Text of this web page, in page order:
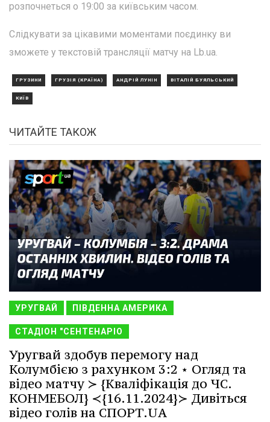
розпочнеться о 19:00 за київським часом.
Слідкувати за цікавими моментами поєдинку ви
зможете у текстовій трансляції матчу на Lb.ua.
ГРУЗИНИ ГРУЗІЯ (КРАЇНА) АНДРІЙ ЛУНІН ВІТАЛІЙ БУЯЛЬСЬКИЙ
КИЇВ
ЧИТАЙТЕ ТАКОЖ
УРУГВАЙ ПІВДЕННА АМЕРИКА
СТАДІОН "СЕНТЕНАРІО
Уругвай здобув перемогу над
Колумбією з рахунком 3:2 ⋆ Огляд та
відео матчу ≻ {Кваліфікація до ЧС.
КОНМЕБОЛ} ≺{16.11.2024}≻ Дивіться
відео голів на СПОРТ.UA